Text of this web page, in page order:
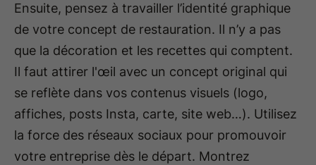
Ensuite, pensez à travailler l’identité graphique
de votre concept de restauration. Il n’y a pas
que la décoration et les recettes qui comptent.
Il faut attirer l'œil avec un concept original qui
se reflète dans vos contenus visuels (logo,
affiches, posts Insta, carte, site web…). Utilisez
la force des réseaux sociaux pour promouvoir
votre entreprise dès le départ. Montrez